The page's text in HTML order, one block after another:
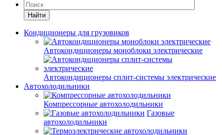
Найти
Кондиционеры для грузовиков
Автокондиционеры моноблоки электрические
Автокондиционеры сплит-системы электрические
Автохолодильники
Компрессорные автохолодильники
Газовые
автохолодильники